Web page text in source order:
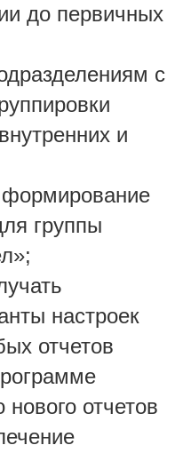
до первичных
с
и
формирование
группы
настроек
отчетов
отчетов